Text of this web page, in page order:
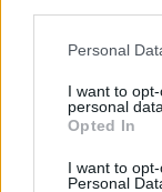
Personal
I want to
personal data.
Opted In
I want to
Personal
aplikacji w
wiele
o
Dzień
Wzięłam
Nie
tabletek
przez 5
upływie
ciążowy
POWIĄZANE
Tematy
tabletka
wkładka